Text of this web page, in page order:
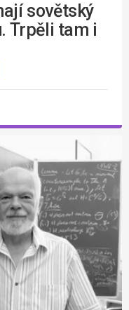
sovětský
Trpěli tam i